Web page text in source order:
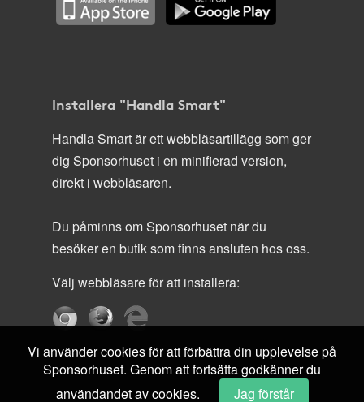
Installera "Handla Smart"
Handla Smart är ett webbläsartillägg som ger
dig Sponsorhuset i en minifierad version,
direkt i webbläsaren.
Du påminns om Sponsorhuset när du
besöker en butik som finns ansluten hos oss.
Välj webbläsare för att installera:
Vi använder cookies för att förbättra din upplevelse på
Sponsorhuset. Genom att fortsätta godkänner du
användandet av cookies.
Jag förstår